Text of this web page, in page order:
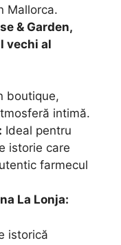
Mallorca.
& Garden,
vechi al
boutique,
intimă.
Ideal pentru
istorie care
farmecul
La Lonja:
istorică